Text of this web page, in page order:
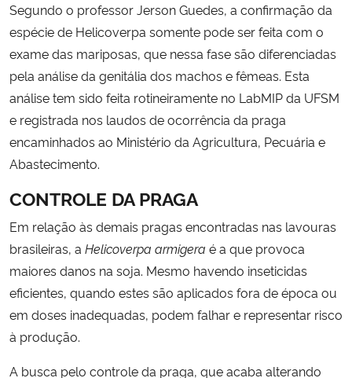
Segundo o professor Jerson Guedes, a confirmação da
espécie de Helicoverpa somente pode ser feita com o
exame das mariposas, que nessa fase são diferenciadas
pela análise da genitália dos machos e fêmeas. Esta
análise tem sido feita rotineiramente no LabMIP da UFSM
e registrada nos laudos de ocorrência da praga
encaminhados ao Ministério da Agricultura, Pecuária e
Abastecimento.
CONTROLE DA PRAGA
Em relação às demais pragas encontradas nas lavouras
brasileiras, a Helicoverpa armigera é a que provoca
maiores danos na soja. Mesmo havendo inseticidas
eficientes, quando estes são aplicados fora de época ou
em doses inadequadas, podem falhar e representar risco
à produção.
A busca pelo controle da praga, que acaba alterando